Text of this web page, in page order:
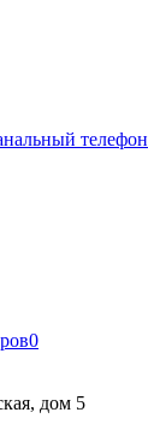
телефон
0
дом 5